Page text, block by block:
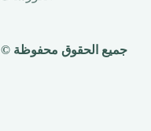
جميع الحقوق محفوظة © 2025 | أستاذ محمود السني